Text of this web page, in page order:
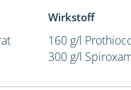
Wirkstoff
160 g/l
300 g/l